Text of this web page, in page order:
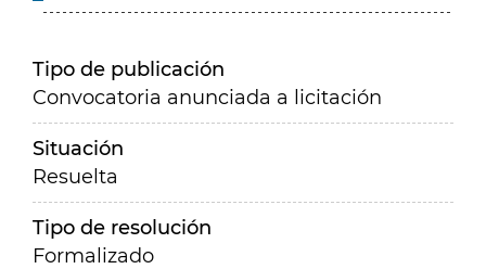
Tipo de publicación
Convocatoria anunciada a licitación
Situación
Resuelta
Tipo de resolución
Formalizado